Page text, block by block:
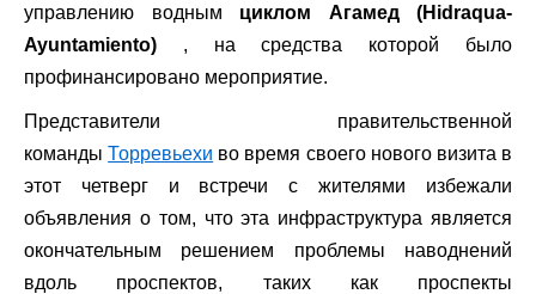
управлению водным циклом Агамед (Hidraqua-
Ayuntamiento) , на средства которой было
профинансировано мероприятие.
Представители правительственной
командыТорревьехи во время своего нового визита в
этот четверг и встречи с жителями избежали
объявления о том, что эта инфраструктура является
окончательным решением проблемы наводнений
вдоль проспектов, таких как проспекты